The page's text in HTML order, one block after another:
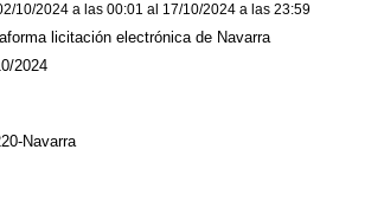
2024 a las 00:01 al 17/10/2024 a las 23:59
licitación electrónica de Navarra
2024
Navarra